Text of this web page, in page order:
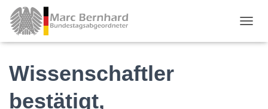
Wissenschaftler
bestätigt,